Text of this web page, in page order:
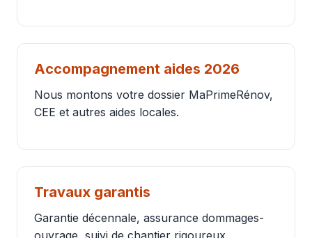
Accompagnement aides 2026
Nous montons votre dossier MaPrimeRénov,
CEE et autres aides locales.
Travaux garantis
Garantie décennale, assurance dommages-
ouvrage, suivi de chantier rigoureux.